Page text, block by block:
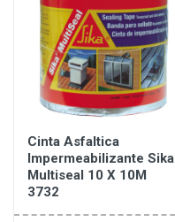
Cinta Asfaltica
Impermeabilizante Sika
Multiseal 10 X 10M
3732